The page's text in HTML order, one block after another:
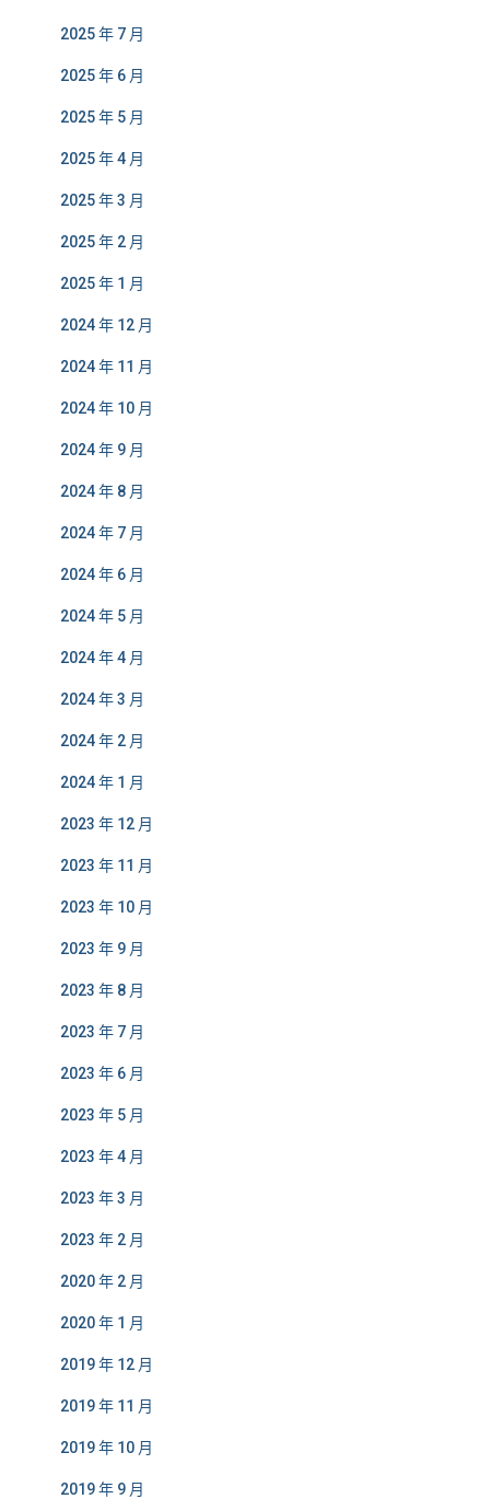
2025 年 7 月
2025 年 6 月
2025 年 5 月
2025 年 4 月
2025 年 3 月
2025 年 2 月
2025 年 1 月
2024 年 12 月
2024 年 11 月
2024 年 10 月
2024 年 9 月
2024 年 8 月
2024 年 7 月
2024 年 6 月
2024 年 5 月
2024 年 4 月
2024 年 3 月
2024 年 2 月
2024 年 1 月
2023 年 12 月
2023 年 11 月
2023 年 10 月
2023 年 9 月
2023 年 8 月
2023 年 7 月
2023 年 6 月
2023 年 5 月
2023 年 4 月
2023 年 3 月
2023 年 2 月
2020 年 2 月
2020 年 1 月
2019 年 12 月
2019 年 11 月
2019 年 10 月
2019 年 9 月